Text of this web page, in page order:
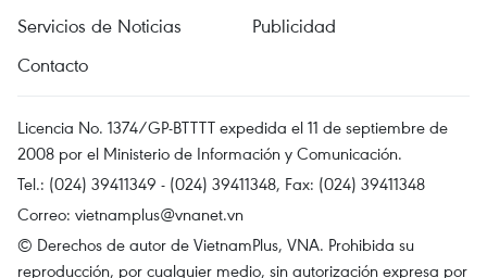
Servicios de Noticias
Publicidad
Contacto
Licencia No. 1374/GP-BTTTT expedida el 11 de septiembre de
2008 por el Ministerio de Información y Comunicación.
Tel.: (024) 39411349 - (024) 39411348, Fax: (024) 39411348
Correo: vietnamplus@vnanet.vn
© Derechos de autor de VietnamPlus, VNA. Prohibida su
reproducción, por cualquier medio, sin autorización expresa por